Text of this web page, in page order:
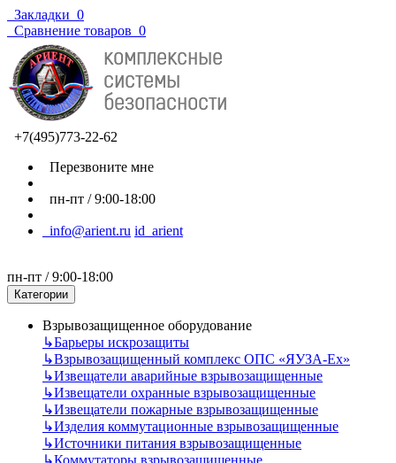
Закладки 0
Сравнение товаров 0
+7(495)773-22-62
Перезвоните мне
пн-пт / 9:00-18:00
info@arient.ru id_arient
пн-пт / 9:00-18:00
Категории
Взрывозащищенное оборудование
↳Барьеры искрозащиты
↳Взрывозащищенный комплекс ОПС «ЯУЗА-Ех»
↳Извещатели аварийные взрывозащищенные
↳Извещатели охранные взрывозащищенные
↳Извещатели пожарные взрывозащищенные
↳Изделия коммутационные взрывозащищенные
↳Источники питания взрывозащищенные
↳Коммутаторы взрывозащищенные